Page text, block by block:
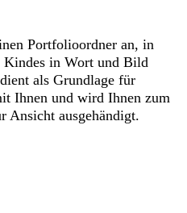
Portfolioordner an, in
in Wort und Bild
als Grundlage für
Ihnen und wird Ihnen zum
Ansicht ausgehändigt.